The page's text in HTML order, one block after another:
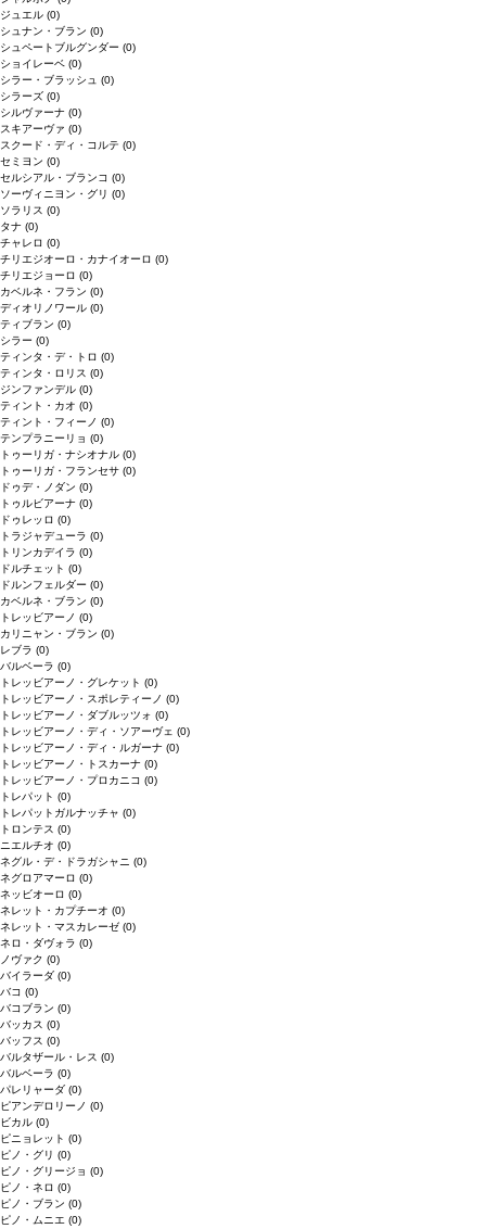
ジュエル (0)
シュナン・ブラン (0)
シュペートブルグンダー (0)
ショイレーベ (0)
シラー・ブラッシュ (0)
シラーズ (0)
シルヴァーナ (0)
スキアーヴァ (0)
スクード・ディ・コルテ (0)
セミヨン (0)
セルシアル・ブランコ (0)
ソーヴィニヨン・グリ (0)
ソラリス (0)
タナ (0)
チャレロ (0)
チリエジオーロ・カナイオーロ (0)
チリエジョーロ (0)
カベルネ・フラン (0)
ディオリノワール (0)
ティブラン (0)
シラー (0)
ティンタ・デ・トロ (0)
ティンタ・ロリス (0)
ジンファンデル (0)
ティント・カオ (0)
ティント・フィーノ (0)
テンプラニーリョ (0)
トゥーリガ・ナシオナル (0)
トゥーリガ・フランセサ (0)
ドゥデ・ノダン (0)
トゥルビアーナ (0)
ドゥレッロ (0)
トラジャデューラ (0)
トリンカデイラ (0)
ドルチェット (0)
ドルンフェルダー (0)
カベルネ・ブラン (0)
トレッビアーノ (0)
カリニャン・ブラン (0)
レブラ (0)
バルベーラ (0)
トレッビアーノ・グレケット (0)
トレッビアーノ・スポレティーノ (0)
トレッビアーノ・ダブルッツォ (0)
トレッビアーノ・ディ・ソアーヴェ (0)
トレッビアーノ・ディ・ルガーナ (0)
トレッビアーノ・トスカーナ (0)
トレッビアーノ・プロカニコ (0)
トレパット (0)
トレパットガルナッチャ (0)
トロンテス (0)
ニエルチオ (0)
ネグル・デ・ドラガシャニ (0)
ネグロアマーロ (0)
ネッビオーロ (0)
ネレット・カプチーオ (0)
ネレット・マスカレーゼ (0)
ネロ・ダヴォラ (0)
ノヴァク (0)
バイラーダ (0)
バコ (0)
バコブラン (0)
バッカス (0)
バッフス (0)
バルタザール・レス (0)
バルベーラ (0)
パレリャーダ (0)
ピアンデロリーノ (0)
ビカル (0)
ピニョレット (0)
ピノ・グリ (0)
ピノ・グリージョ (0)
ピノ・ネロ (0)
ピノ・ブラン (0)
ピノ・ムニエ (0)